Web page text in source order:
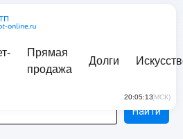
Прямая
продажа
Долги
20:05:13(МСК)
Найти